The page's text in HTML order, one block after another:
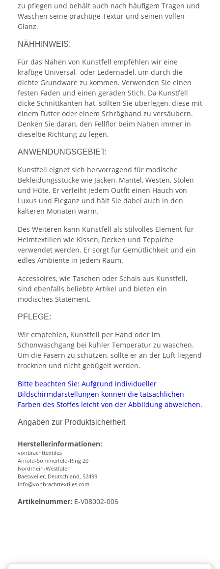
zu pflegen und behält auch nach häufigem Tragen und
Waschen seine prächtige Textur und seinen vollen
Glanz.
NÄHHINWEIS:
Für das Nähen von Kunstfell empfehlen wir eine
kräftige Universal- oder Ledernadel, um durch die
dichte Grundware zu kommen. Verwenden Sie einen
festen Faden und einen geraden Stich. Da Kunstfell
dicke Schnittkanten hat, sollten Sie überlegen, diese mit
einem Futter oder einem Schrägband zu versäubern.
Denken Sie daran, den Fellflor beim Nähen immer in
dieselbe Richtung zu legen.
ANWENDUNGSGEBIET:
Kunstfell eignet sich hervorragend für modische
Bekleidungsstücke wie Jacken, Mäntel, Westen, Stolen
und Hüte. Er verleiht jedem Outfit einen Hauch von
Luxus und Eleganz und hält Sie dabei auch in den
kälteren Monaten warm.
Des Weiteren kann Kunstfell als stilvolles Element für
Heimtextilien wie Kissen, Decken und Teppiche
verwendet werden. Er sorgt für Gemütlichkeit und ein
edles Ambiente in jedem Raum.
Accessoires, wie Taschen oder Schals aus Kunstfell,
sind ebenfalls beliebte Artikel und bieten ein
modisches Statement.
PFLEGE:
Wir empfehlen, Kunstfell per Hand oder im
Schonwaschgang bei kühler Temperatur zu waschen.
Um die Fasern zu schützen, sollte er an der Luft liegend
trocknen und nicht gebügelt werden.
Bitte beachten Sie: Aufgrund individueller
Bildschirmdarstellungen können die tatsächlichen
Farben des Stoffes leicht von der Abbildung abweichen.
Angaben zur Produktsicherheit
Herstellerinformationen:
vonbrachttextiles
Arnold-Sommerfeld-Ring 20
Nordrhein-Westfalen
Baesweiler, Deutschland, 52499
info@vonbrachttextiles.com
Artikelnummer: E-V08002-006